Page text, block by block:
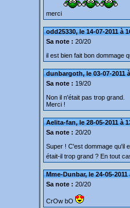
merci
odd25330, le 14-07-2011 à
Sa note : 20/20
il est bien fait bon dommage
dunbargoth, le 03-07-2011
Sa note : 19/20
Non il n'était pas trop grand.
Merci !
Aelita-fan, le 28-05-2011 à
Sa note : 20/20
Super ! C'est dommage qu'il
était-il trop grand ? En tout
Mme-Dunbar, le 24-05-2011
Sa note : 20/20
CrOw bO